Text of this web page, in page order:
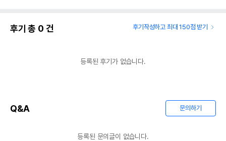
후기 총 0 건 후기작성하고 최대 150점 받기
등록된 후기가 없습니다.
Q&A 문의하기
등록된 문의글이 없습니다.